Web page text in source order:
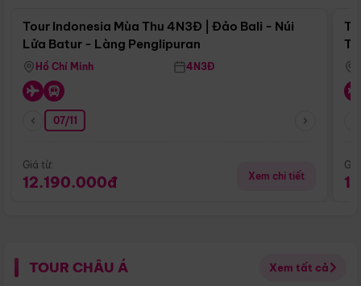
Tour Indonesia Mùa Thu 4N3Đ | Đảo Bali - Núi
Lửa Batur - Làng Penglipuran
Hồ Chí Minh 4N3Đ
07/11
Giá từ:
12.190.000đ Xem chi tiết
TOUR CHÂU Á Xem tất cả
Điểm nổi bật